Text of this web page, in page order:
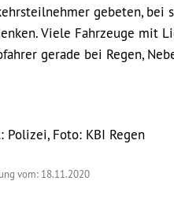
gebeten, bei
Viele Fahrzeuge mit
gerade bei Regen,
Polizei, Foto: KBI Regen
vom: 18.11.2020